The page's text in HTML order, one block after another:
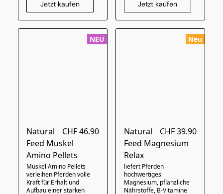
Jetzt kaufen Jetzt kaufen
NEU
CHF 46.90
Natural
Feed Muskel
Amino Pellets
Muskel Amino Pellets
verleihen Pferden volle
Kraft für Erhalt und
Aufbau einer starken
Neu
CHF 39.90
Natural
Feed Magnesium
Relax
liefert Pferden
hochwertiges
Magnesium, pflanzliche
Nährstoffe, B-Vitamine